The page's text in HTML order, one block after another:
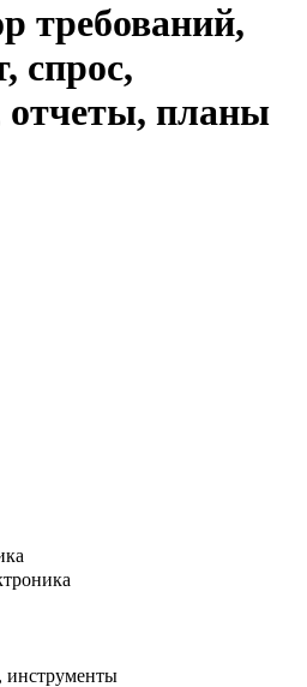
требований,
спрос,
отчеты, планы
инструменты